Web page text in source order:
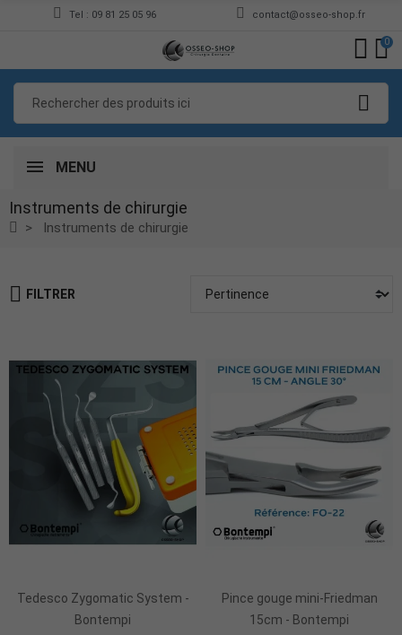
Tel : 09 81 25 05 96 contact@osseo-shop.fr
0
MENU
Instruments de chirurgie
Instruments de chirurgie
FILTRER
Tedesco Zygomatic System -
Bontempi
Pince gouge mini-Friedman
15cm - Bontempi